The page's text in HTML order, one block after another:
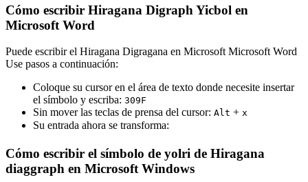
Cómo escribir Hiragana Digraph Yicbol en
Microsoft Word
Puede escribir el Hiragana Digragana en Microsoft Microsoft Word
Use pasos a continuación:
Coloque su cursor en el área de texto donde necesite insertar
el símbolo y escriba: 309F
Sin mover las teclas de prensa del cursor: Alt + x
Su entrada ahora se transforma:
Cómo escribir el símbolo de yolri de Hiragana
diaggraph en Microsoft Windows